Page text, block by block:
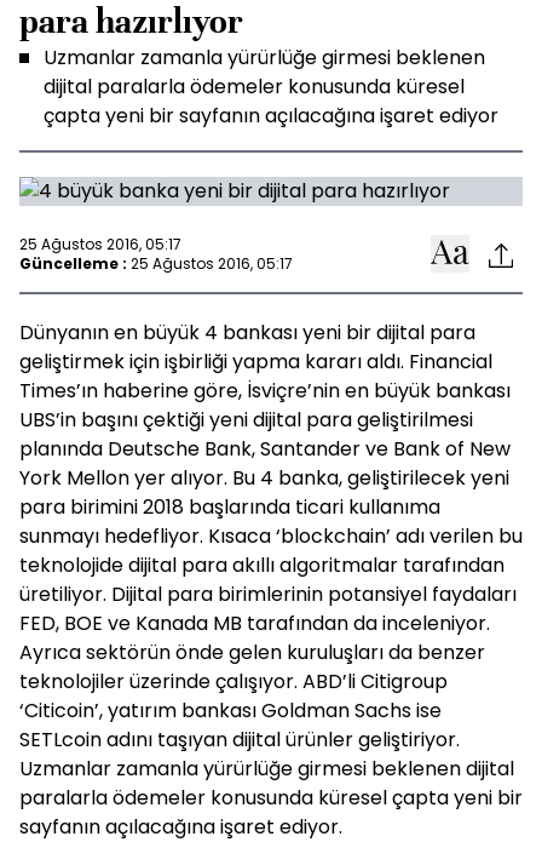
para hazırlıyor
Uzmanlar zamanla yürürlüğe girmesi beklenen
dijital paralarla ödemeler konusunda küresel
çapta yeni bir sayfanın açılacağına işaret ediyor
25 Ağustos 2016, 05:17
Güncelleme : 25 Ağustos 2016, 05:17
Dünyanın en büyük 4 bankası yeni bir dijital para
geliştirmek için işbirliği yapma kararı aldı. Financial
Times’ın haberine göre, İsviçre’nin en büyük bankası
UBS’in başını çektiği yeni dijital para geliştirilmesi
planında Deutsche Bank, Santander ve Bank of New
York Mellon yer alıyor. Bu 4 banka, geliştirilecek yeni
para birimini 2018 başlarında ticari kullanıma
sunmayı hedefliyor. Kısaca ‘blockchain’ adı verilen bu
teknolojide dijital para akıllı algoritmalar tarafından
üretiliyor. Dijital para birimlerinin potansiyel faydaları
FED, BOE ve Kanada MB tarafından da inceleniyor.
Ayrıca sektörün önde gelen kuruluşları da benzer
teknolojiler üzerinde çalışıyor. ABD’li Citigroup
‘Citicoin’, yatırım bankası Goldman Sachs ise
SETLcoin adını taşıyan dijital ürünler geliştiriyor.
Uzmanlar zamanla yürürlüğe girmesi beklenen dijital
paralarla ödemeler konusunda küresel çapta yeni bir
sayfanın açılacağına işaret ediyor.